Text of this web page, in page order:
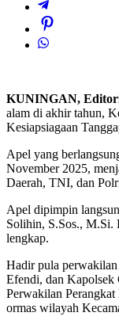
KUNINGAN,
alam di akhir tahun,
Kesiapsiagaan
Apel yang
November 2025,
Daerah, TNI, dan
Apel dipimpin
Solihin, S.Sos., M.Si.
lengkap.
Hadir pula
Efendi, dan
Perwakilan Perangkat
ormas wilayah